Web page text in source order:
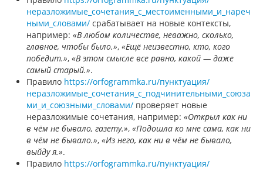
неразложимые_сочетания_с_местоименными_и_нареч
ными_словами/ срабатывает на новые контексты,
например: «В любом количестве, неважно, сколько,
главное, чтобы было.», «Ещё неизвестно, кто, кого
победит.», «В этом смысле все равно, какой — даже
самый старый.».
Правило https://orfogrammka.ru/пунктуация/
неразложимые_сочетания_с_подчинительными_союза
ми_и_союзными_словами/ проверяет новые
неразложимые сочетания, например: «Открыл как ни
в чём не бывало, газету.», «Подошла ко мне сама, как ни
в чём не бывало.», «Из него, как ни в чём не бывало,
выйду я.».
Правило https://orfogrammka.ru/пунктуация/